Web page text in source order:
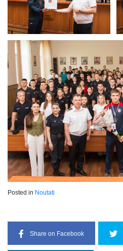
Posted in Noutati
Share on Facebook